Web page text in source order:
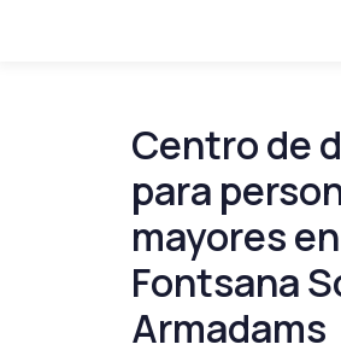
Centro de
para
mayores en
Fontsana
Armadams